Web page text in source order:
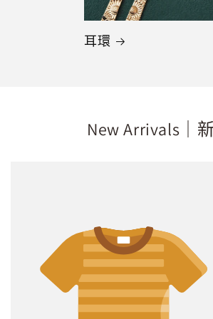
耳環
New Arrivals｜